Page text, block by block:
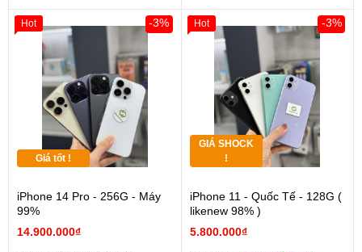
Giá tốt !
iPhone 14 Pro - 256G - Máy
99%
14.900.000₫
-3%
Hot
GIÁ SHOCK
!
iPhone 11 - Quốc Tế - 128G (
likenew 98% )
5.800.000₫
-3%
Hot